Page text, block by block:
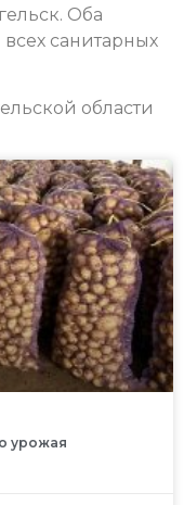
Оба
санитарных
области
урожая